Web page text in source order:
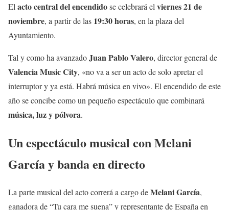
El acto central del encendidose celebrará el viernes 21 de
noviembre, a partir de las 19:30 horas, en la plaza del
Ayuntamiento.
Tal y como ha avanzadoJuan Pablo Valero, director general de
Valencia Music City, «no va a ser un acto de solo apretar el
interruptor y ya está. Habrá música en vivo». El encendido de este
año se concibe como un pequeño espectáculo que combinará
música, luz y pólvora.
Un espectáculo musical con Melani
García y banda en directo
La parte musical del acto correrá a cargo deMelani García,
ganadora de “Tu cara me suena” y representante de España en